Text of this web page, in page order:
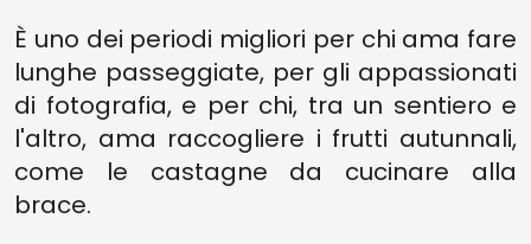
È uno dei periodi migliori per chi ama fare
lunghe passeggiate, per gli appassionati
di fotografia, e per chi, tra un sentiero e
l'altro, ama raccogliere i frutti autunnali,
come le castagne da cucinare alla
brace.